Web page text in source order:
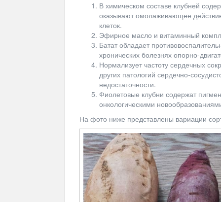
В химическом составе клубней
оказывают омолаживающее
клеток.
Эфирное масло и витаминный
Батат обладает
хронических болезнях опорно-
Нормализует частоту сердечных
других патологий сердечно-
недостаточности.
Фиолетовые клубни содержат
онкологическими
На фото ниже представлены вариации